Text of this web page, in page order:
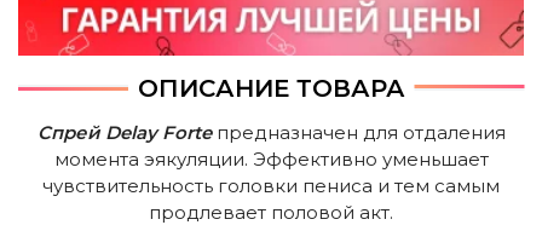
ОПИСАНИЕ ТОВАРА
Спрей Delay Forte предназначен для отдаления
момента эякуляции. Эффективно уменьшает
чувствительность головки пениса и тем самым
продлевает половой акт.